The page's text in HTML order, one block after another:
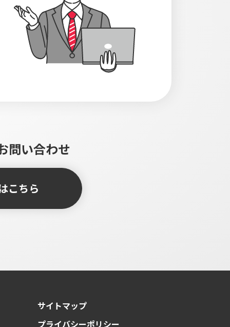
問い合わせ
こちら
サイトマップ
プライバシーポリシー